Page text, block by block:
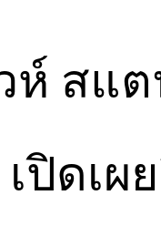
ห์ สแ
ปิดเผ